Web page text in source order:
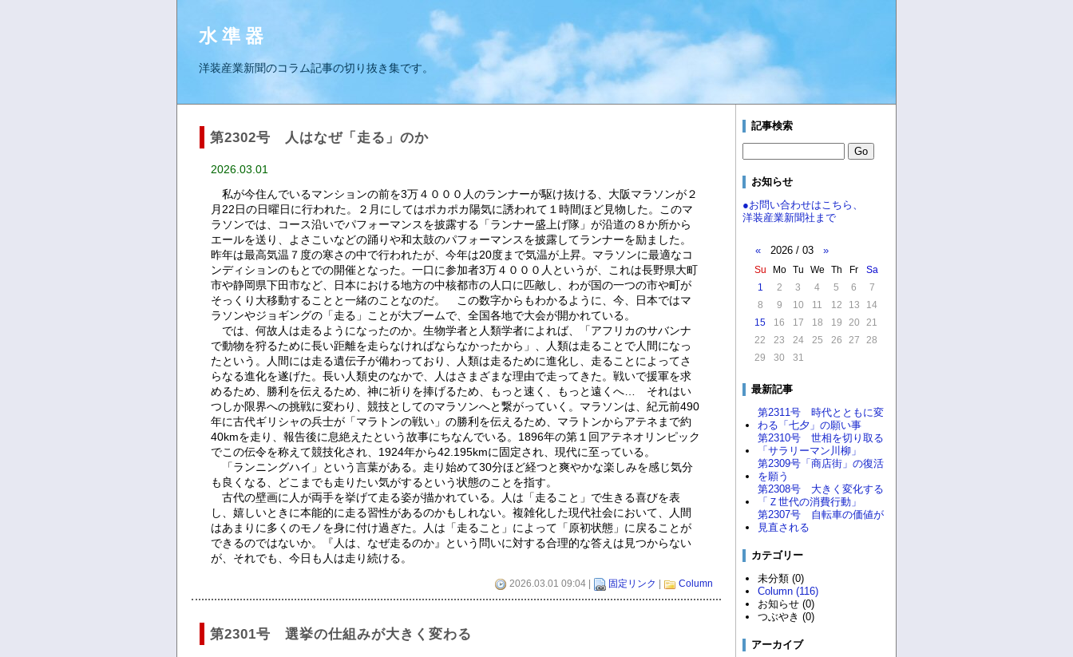
水 準 器
洋装産業新聞のコラム記事の切り抜き集です。
第2302号 人はなぜ「走る」のか
2026.03.01
私が今住んでいるマンションの前を3万４０００人のランナーが駆け抜ける、大阪マラソンが２
月22日の日曜日に行われた。２月にしてはポカポカ陽気に誘われて１時間ほど見物した。このマ
ラソンでは、コース沿いでパフォーマンスを披露する「ランナー盛上げ隊」が沿道の８か所から
エールを送り、よさこいなどの踊りや和太鼓のパフォーマンスを披露してランナーを励ました。
昨年は最高気温７度の寒さの中で行われたが、今年は20度まで気温が上昇。マラソンに最適なコ
ンディションのもとでの開催となった。一口に参加者3万４０００人というが、これは長野県大町
市や静岡県下田市など、日本における地方の中核都市の人口に匹敵し、わが国の一つの市や町が
そっくり大移動することと一緒のことなのだ。 この数字からもわかるように、今、日本ではマ
ラソンやジョギングの「走る」ことが大ブームで、全国各地で大会が開かれている。
では、何故人は走るようになったのか。生物学者と人類学者によれば、「アフリカのサバンナ
で動物を狩るために長い距離を走らなければならなかったから」、人類は走ることで人間になっ
たという。人間には走る遺伝子が備わっており、人類は走るために進化し、走ることによってさ
らなる進化を遂げた。長い人類史のなかで、人はさまざまな理由で走ってきた。戦いで援軍を求
めるため、勝利を伝えるため、神に祈りを捧げるため、もっと速く、もっと遠くへ… それはい
つしか限界への挑戦に変わり、競技としてのマラソンへと繋がっていく。マラソンは、紀元前490
年に古代ギリシャの兵士が「マラトンの戦い」の勝利を伝えるため、マラトンからアテネまで約
40kmを走り、報告後に息絶えたという故事にちなんでいる。1896年の第１回アテネオリンピック
でこの伝令を称えて競技化され、1924年から42.195kmに固定され、現代に至っている。
「ランニングハイ」という言葉がある。走り始めて30分ほど経つと爽やかな楽しみを感じ気分
も良くなる、どこまでも走りたい気がするという状態のことを指す。
古代の壁画に人が両手を挙げて走る姿が描かれている。人は「走ること」で生きる喜びを表
し、嬉しいときに本能的に走る習性があるのかもしれない。複雑化した現代社会において、人間
はあまりに多くのモノを身に付け過ぎた。人は「走ること」によって「原初状態」に戻ることが
できるのではないか。『人は、なぜ走るのか』という問いに対する合理的な答えは見つからない
が、それでも、今日も人は走り続ける。
2026.03.01 09:04 | 固定リンク Column
第2301号 選挙の仕組みが大きく変わる
記事検索
お知らせ
●お問い合わせはこちら、
洋装産業新聞社まで
« 2026 / 03 »
Su Mo Tu We Th Fr
Sa
1
2 3 4 5 6
7
8
9 10 11 12 13
14
15
16 17 18 19 20
21
22
23 24 25 26 27
28
29
30 31
最新記事
第2311号 時代とともに変
わる「七夕」の願い事
第2310号 世相を切り取る
「サラリーマン川柳」
第2309号「商店街」の復活
を願う
第2308号 大きく変化する
「Ｚ世代の消費行動」
第2307号 自転車の価値が
見直される
カテゴリー
未分類 (0)
Column (116)
お知らせ (0)
つぶやき (0)
アーカイブ